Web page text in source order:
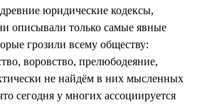
юридические кодексы,
описывали только самые явные
грозили всему обществу:
воровство, прелюбодеяние,
не найдём в них мысленных
сегодня у многих ассоциируется